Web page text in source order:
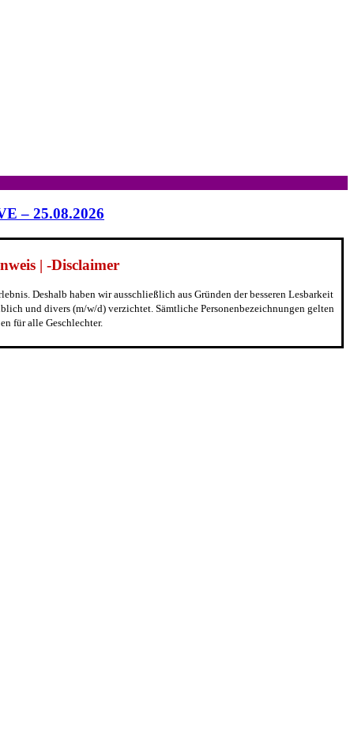
– 25.08.2026
| -Disclaimer
Deshalb haben wir ausschließlich aus Gründen der besseren Lesbarkeit
und divers (m/w/d) verzichtet. Sämtliche Personenbezeichnungen gelten
für alle Geschlechter.